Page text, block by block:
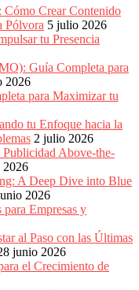
Crear Contenido
Pólvora 5 julio 2026
tu Presencia
Guía Completa para
2026
para Maximizar tu
tu Enfoque hacia la
2 julio 2026
Above-the-
2026
A Deep Dive into Blue
2026
Empresas y
al Paso con las Últimas
junio 2026
el Crecimiento de